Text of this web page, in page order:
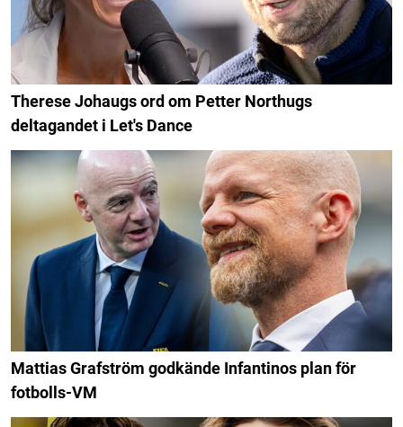
Therese Johaugs ord om Petter Northugs
deltagandet i Let's Dance
Mattias Grafström godkände Infantinos plan för
fotbolls-VM